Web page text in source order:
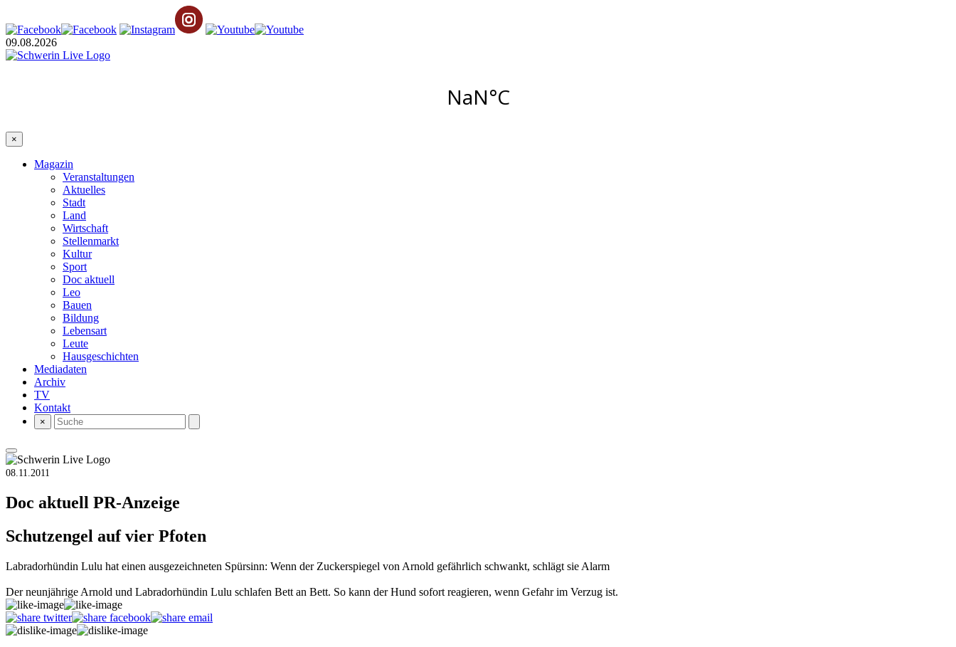
09.08.2026
×
Magazin
Veranstaltungen
Aktuelles
Stadt
Land
Wirtschaft
Stellenmarkt
Kultur
Sport
Doc aktuell
Leo
Bauen
Bildung
Lebensart
Leute
Hausgeschichten
Mediadaten
Archiv
TV
Kontakt
×
08.11.2011
Doc aktuell PR-Anzeige
Schutzengel auf vier Pfoten
Labradorhündin Lulu hat einen ausgezeichneten Spürsinn: Wenn der Zuckerspiegel von Arnold gefährlich schwankt, schlägt sie Alarm
Der neunjährige Arnold und Labradorhündin Lulu schlafen Bett an Bett. So kann der Hund sofort reagieren, wenn Gefahr im Verzug ist.